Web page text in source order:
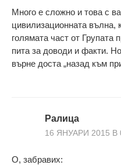
Много е сложно и това с
цивилизационната вълна,
голямата част от Групата
пита за доводи и факти.
върне доста „назад към
Ралица
16 ЯНУАРИ 2015 В
О, забравих: